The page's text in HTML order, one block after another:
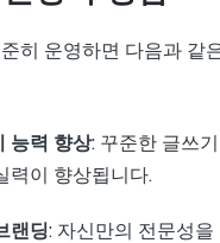
히 운영하면 다음과 같
능력 향상: 꾸준한 글쓰
력이 향상됩니다.
랜딩: 자신만의 전문성